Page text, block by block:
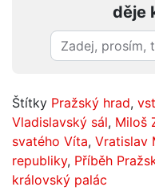
děje
Štítky Pražský hrad,
Vladislavský sál, Miloš
svatého Víta, Vratislav
republiky, Příběh
královský palác